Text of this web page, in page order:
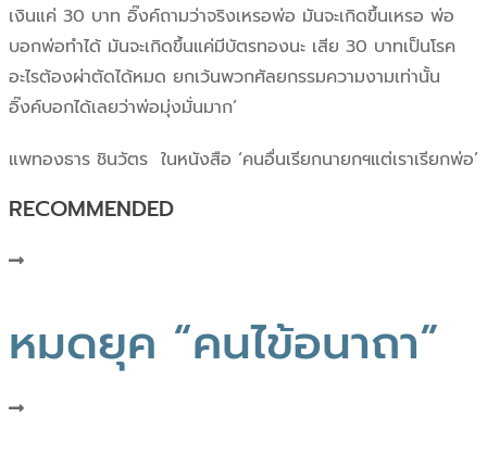
เงินแค่ 30 บาท อิ๊งค์ถามว่าจริงเหรอพ่อ มันจะเกิดขึ้นเหรอ พ่อ
บอกพ่อทำได้ มันจะเกิดขึ้นแค่มีบัตรทองนะ เสีย 30 บาทเป็นโรค
อะไรต้องผ่าตัดได้หมด ยกเว้นพวกศัลยกรรมความงามเท่านั้น
อิ๊งค์บอกได้เลยว่าพ่อมุ่งมั่นมาก’
แพทองธาร ชินวัตร ในหนังสือ ‘คนอื่นเรียกนายกฯแต่เราเรียกพ่อ’
RECOMMENDED
หมดยุค “คนไข้อนาถา”